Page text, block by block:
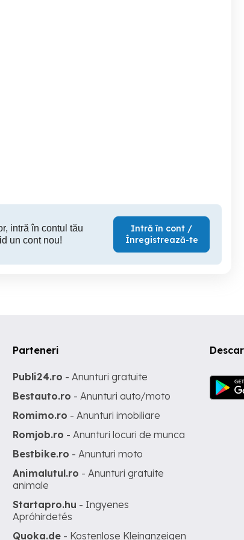
intră în contul tău
un cont nou!
Intră în cont /
Înregistrează-te
Parteneri
Publi24.ro - Anunturi gratuite
Bestauto.ro - Anunturi auto/moto
Romimo.ro - Anunturi imobiliare
Romjob.ro - Anunturi locuri de munca
Bestbike.ro - Anunturi moto
Animalutul.ro - Anunturi gratuite
animale
Startapro.hu - Ingyenes
Apróhirdetés
Quoka.de - Kostenlose Kleinanzeigen